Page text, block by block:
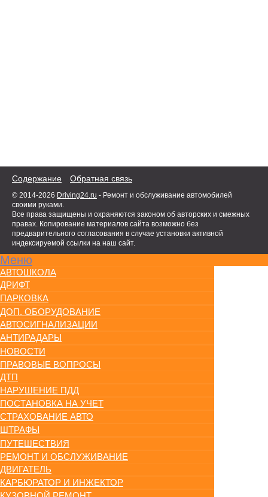
Содержание Обратная связь
© 2014-2026 Driving24.ru - Ремонт и обслуживание автомобилей
своими руками.
Все права защищены и охраняются законом об авторских и смежных
правах. Копирование материалов сайта возможно без
предварительного согласования в случае установки активной
индексируемой ссылки на наш сайт.
Меню
АВТОШКОЛА
ДРИФТ
ПАРКОВКА
ДОП. ОБОРУДОВАНИЕ
АВТОСИГНАЛИЗАЦИИ
АНТИРАДАРЫ
НОВОСТИ
ПРАВОВЫЕ ВОПРОСЫ
ДТП
НАРУШЕНИЕ ПДД
ПОСТАНОВКА НА УЧЕТ
СТРАХОВАНИЕ АВТО
ШТРАФЫ
ПУТЕШЕСТВИЯ
РЕМОНТ И ОБСЛУЖИВАНИЕ
ДВИГАТЕЛЬ
КАРБЮРАТОР И ИНЖЕКТОР